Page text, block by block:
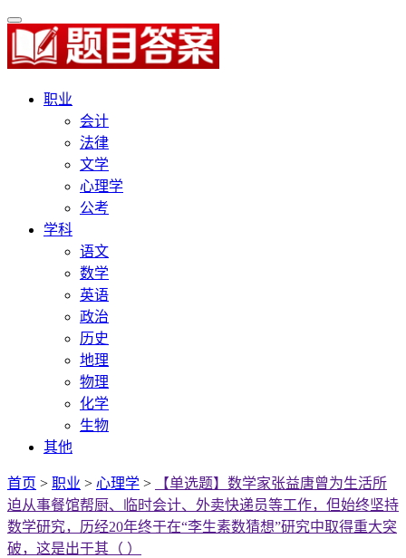
职业
会计
法律
文学
心理学
公考
学科
语文
数学
英语
政治
历史
地理
物理
化学
生物
其他
首页 > 职业 > 心理学 >
【单选题】数学家张益唐曾为生活所
迫从事餐馆帮厨、临时会计、外卖快递员等工作，但始终坚持
数学研究，历经20年终于在“李生素数猜想”研究中取得重大突
破，这是出于其（ ）